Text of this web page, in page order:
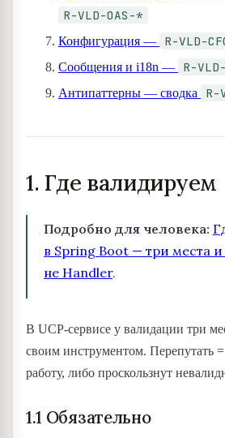
R-VLD-OAS-*
Конфигурация — R-VLD-
Сообщения и i18n — R-
Антипаттерны — сводка R-
1. Где валидируем
Подробно для человека:
в Spring Boot — три места
не Handler.
В UCP-сервисе у валидации три
своим инструментом. Перепутать
работу, либо проскользнут
1.1 Обязательно